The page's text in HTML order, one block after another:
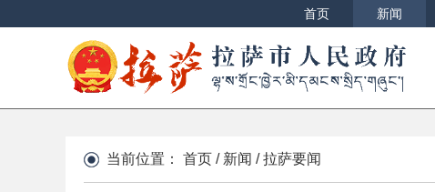
首页 新闻
当前位置： 首页 / 新闻 /拉萨要闻